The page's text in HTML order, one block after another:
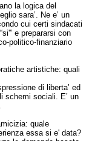
la logica del
sara’. Ne e’ un
cui certi sindacati
e prepararsi con
politico-finanziario
artistiche: quali
di liberta’ ed
schemi sociali. E’ un
quale
essa si e' data?